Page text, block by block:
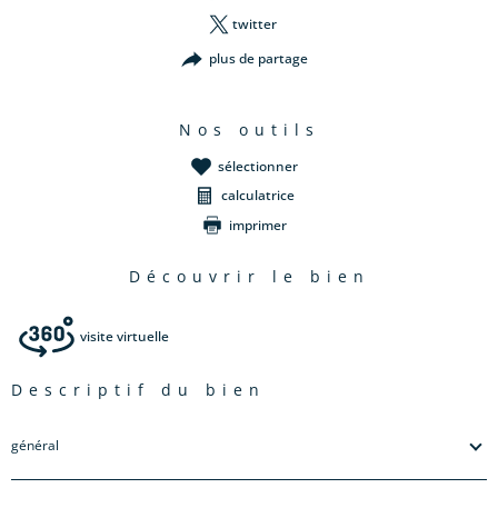
twitter
plus de partage
nos outils
sélectionner
calculatrice
imprimer
découvrir le bien
visite virtuelle
descriptif du bien
général